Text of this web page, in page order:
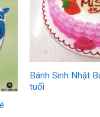
Bánh Sinh Nhật
tuổi